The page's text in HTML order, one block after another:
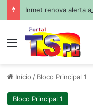
Menu
Início / Bloco Principal 1
Bloco Principal 1